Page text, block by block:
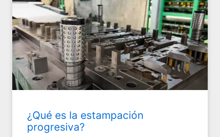
¿Qué es la estampación
progresiva?